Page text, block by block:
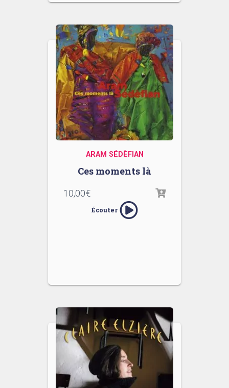
ARAM SÉDÈFIAN
Ces moments là
10,00€
Écouter